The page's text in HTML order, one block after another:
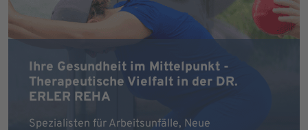
Ihre Gesundheit im Mittelpunkt -
Therapeutische Vielfalt in der DR.
ERLER REHA
Spezialisten für Arbeitsunfälle, Neue